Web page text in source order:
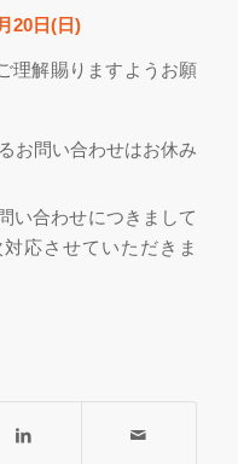
20日(日)
理解賜りますようお願
お問い合わせはお休み
い合わせにつきまして
応させていただきま